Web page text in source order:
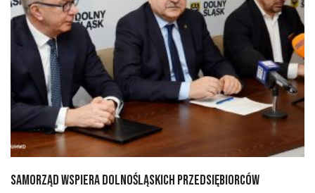
Samorząd wspiera dolnośląskich przedsiębiorców